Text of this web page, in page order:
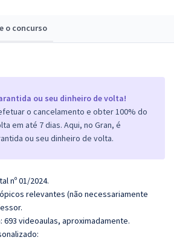
o concurso
ou seu dinheiro de volta!
o cancelamento e obter 100% do
em até 7 dias. Aqui, no Gran, é
ou seu dinheiro de volta.
nº 01/2024.
relevantes (não necessariamente
693 videoaulas, aproximadamente.